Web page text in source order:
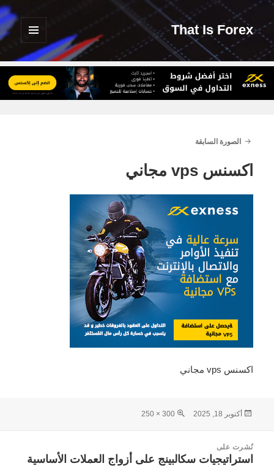
That Is Forex
القائمة
والودجات
الصورة السابقة
اكسنس vps مجاني
اكسنس vps مجاني
نُشرت
أكتوبر 18, 2025
الحجم
300 × 250
المقالاتنُشرت على
استراتيجيات سكالبينج على أزواج العملات الأساسية